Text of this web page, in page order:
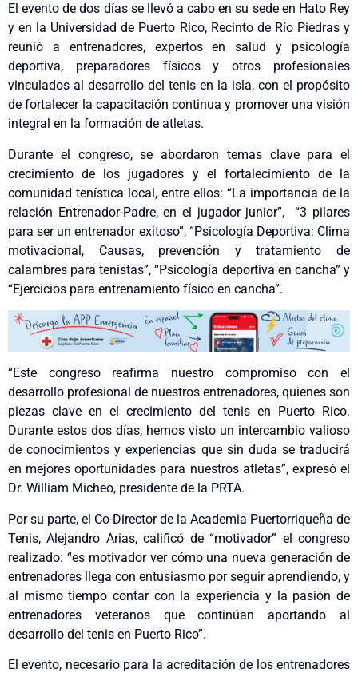
El evento de dos días se llevó a cabo en su sede en Hato Rey
y en la Universidad de Puerto Rico, Recinto de Río Piedras y
reunió a entrenadores, expertos en salud y psicología
deportiva, preparadores físicos y otros profesionales
vinculados al desarrollo del tenis en la isla, con el propósito
de fortalecer la capacitación continua y promover una visión
integral en la formación de atletas.
Durante el congreso, se abordaron temas clave para el
crecimiento de los jugadores y el fortalecimiento de la
comunidad tenística local, entre ellos: “La importancia de la
relación Entrenador-Padre, en el jugador junior”, “3 pilares
para ser un entrenador exitoso”, “Psicología Deportiva: Clima
motivacional, Causas, prevención y tratamiento de
calambres para tenistas”, “Psicología deportiva en cancha” y
“Ejercicios para entrenamiento físico en cancha”.
“Este congreso reafirma nuestro compromiso con el
desarrollo profesional de nuestros entrenadores, quienes son
piezas clave en el crecimiento del tenis en Puerto Rico.
Durante estos dos días, hemos visto un intercambio valioso
de conocimientos y experiencias que sin duda se traducirá
en mejores oportunidades para nuestros atletas”, expresó el
Dr. William Micheo, presidente de la PRTA.
Por su parte, el Co-Director de la Academia Puertorriqueña de
Tenis, Alejandro Arias, calificó de “motivador” el congreso
realizado: “es motivador ver cómo una nueva generación de
entrenadores llega con entusiasmo por seguir aprendiendo, y
al mismo tiempo contar con la experiencia y la pasión de
entrenadores veteranos que continúan aportando al
desarrollo del tenis en Puerto Rico”.
El evento, necesario para la acreditación de los entrenadores